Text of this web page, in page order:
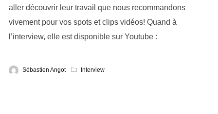
aller découvrir leur travail que nous recommandons
vivement pour vos spots et clips vidéos! Quand à
l’interview, elle est disponible sur Youtube :
Sébastien Angot Interview